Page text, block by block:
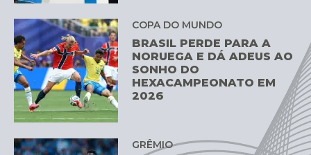
COPA DO MUNDO
BRASIL PERDE PARA A
NORUEGA E DÁ ADEUS AO
SONHO DO
HEXACAMPEONATO EM
2026
GRÊMIO